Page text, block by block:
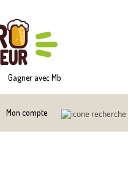
Gagner avec Mb
Mon compte